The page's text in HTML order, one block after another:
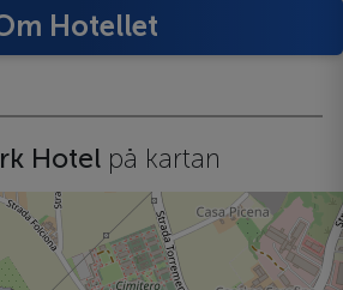
Hotellet
Hotel på kartan